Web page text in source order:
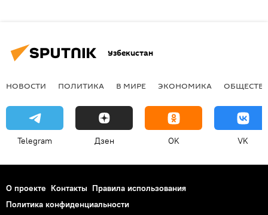
Узбекистан
НОВОСТИ ПОЛИТИКА В МИРЕ ЭКОНОМИКА
Telegram Дзен OK VK
О проекте Контакты Правила использования
Политика конфиденциальности